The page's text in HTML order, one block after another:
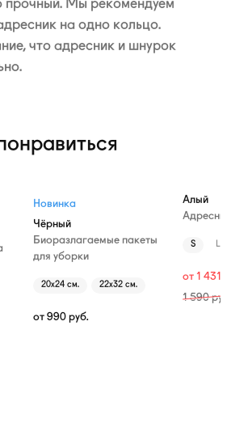
прочный. Мы рекомендуем
на одно кольцо.
что адресник и шнурок
Новинка
Чёрный
Биоразлагаемые пакеты
для уборки
20х24 см. 22х32 см.
от 990 руб.
Алый
S L
от 1 431
1 590